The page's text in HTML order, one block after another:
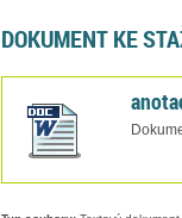
DOKUMENT KE